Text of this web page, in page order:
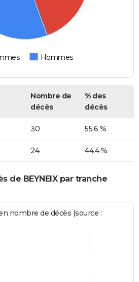
Hommes
Nombre de
décès
% des
décès
30 55,6 %
24 44,4 %
de BEYNEIX par tranche
nombre de décès (source :